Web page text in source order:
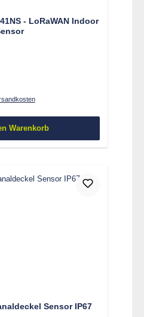
- LoRaWAN Indoor
Warenkorb
Sensor IP67